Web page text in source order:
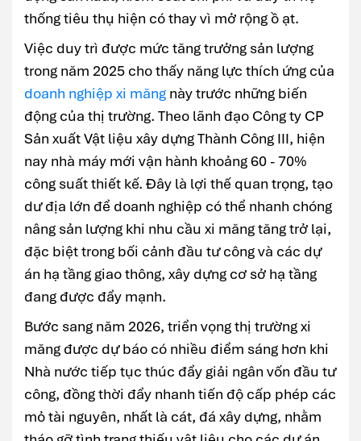
thống tiêu thụ hiện có thay vì mở rộng ồ ạt.
Việc duy trì được mức tăng trưởng sản lượng
trong năm 2025 cho thấy năng lực thích ứng của
doanh nghiệp xi măng này trước những biến
động của thị trường. Theo lãnh đạo Công ty CP
Sản xuất Vật liệu xây dựng Thành Công III, hiện
nay nhà máy mới vận hành khoảng 60 - 70%
công suất thiết kế. Đây là lợi thế quan trọng, tạo
dư địa lớn để doanh nghiệp có thể nhanh chóng
nâng sản lượng khi nhu cầu xi măng tăng trở lại,
đặc biệt trong bối cảnh đầu tư công và các dự
án hạ tầng giao thông, xây dựng cơ sở hạ tầng
đang được đẩy mạnh.
Bước sang năm 2026, triển vọng thị trường xi
măng được dự báo có nhiều điểm sáng hơn khi
Nhà nước tiếp tục thúc đẩy giải ngân vốn đầu tư
công, đồng thời đẩy nhanh tiến độ cấp phép các
mỏ tài nguyên, nhất là cát, đá xây dựng, nhằm